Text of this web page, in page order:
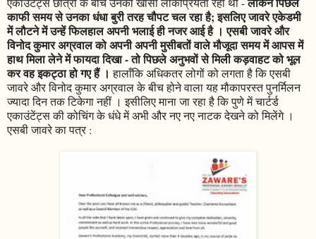
काफी समय से उनका धंधा बुरी तरह चौपट चल रहा है; इसलिए जावरे एकेडमी
में लौटने में उन्हें फिलहाल अपनी भलाई ही नजर आई है । एसबी जावरे और
विनोद कुमार अग्रवाल को अपनी अपनी मुसीबतों वाले मौजूदा समय में आपस में
हाथ मिला लेने में फायदा दिखा - तो पिछले अनुभवों से मिली कड़वाहट को भूल
कर वह इकट्ठा हो गए हैं । हालाँकि अधिकतर लोगों को लगता है कि एसबी
जावरे और विनोद कुमार अग्रवाल के बीच होने वाला यह मौकापरस्त पुनर्मिलन
ज्यादा दिन तक टिकेगा नहीं । इसीलिए माना जा रहा है कि पुणे में चार्टर्ड
एकाउंटेंट्स की कोचिंग के धंधे में अभी और नए नए नाटक देखने को मिलेंगे ।
एसबी जावरे का पत्र :